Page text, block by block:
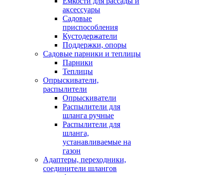
аксессуары
Садовые
приспособления
Кустодержатели
Поддержки, опоры
Садовые парники и теплицы
Парники
Теплицы
Опрыскиватели,
распылители
Опрыскиватели
Распылители для
шланга ручные
Распылители для
шланга,
устанавливаемые на
газон
Адаптеры, переходники,
соединители шлангов